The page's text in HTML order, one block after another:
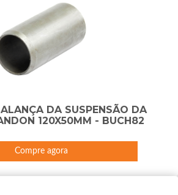
DA SUSPENSÃO DA
120X50MM - BUCH82
Compre agora